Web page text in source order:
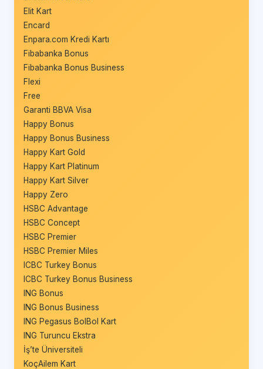
Elit Kart
Encard
Enpara.com Kredi Kartı
Fibabanka Bonus
Fibabanka Bonus Business
Flexi
Free
Garanti BBVA Visa
Happy Bonus
Happy Bonus Business
Happy Kart Gold
Happy Kart Platinum
Happy Kart Silver
Happy Zero
HSBC Advantage
HSBC Concept
HSBC Premier
HSBC Premier Miles
ICBC Turkey Bonus
ICBC Turkey Bonus Business
ING Bonus
ING Bonus Business
ING Pegasus BolBol Kart
ING Turuncu Ekstra
İş’te Üniversiteli
KoçAilem Kart